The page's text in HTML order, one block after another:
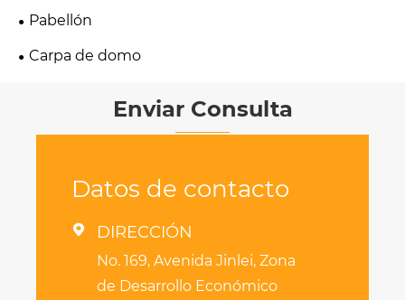
Pabellón
Carpa de domo
Enviar Consulta
Datos de contacto
 DIRECCIÓN
No. 169, Avenida Jinlei, Zona
de Desarrollo Económico